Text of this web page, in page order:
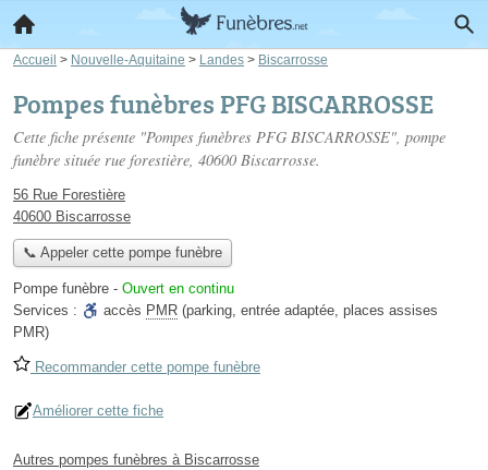
Accueil > Nouvelle-Aquitaine > Landes > Biscarrosse
Pompes funèbres PFG BISCARROSSE
Cette fiche présente "Pompes funèbres PFG BISCARROSSE", pompe
funèbre située rue forestière, 40600 Biscarrosse.
56 Rue Forestière
40600 Biscarrosse
📞 Appeler cette pompe funèbre
Pompe funèbre - Ouvert en continu
Services :
accès PMR (parking, entrée adaptée, places assises
PMR)
Recommander cette pompe funèbre
Améliorer cette fiche
Autres pompes funèbres à Biscarrosse